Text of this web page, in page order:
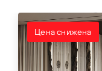
Цена снижена